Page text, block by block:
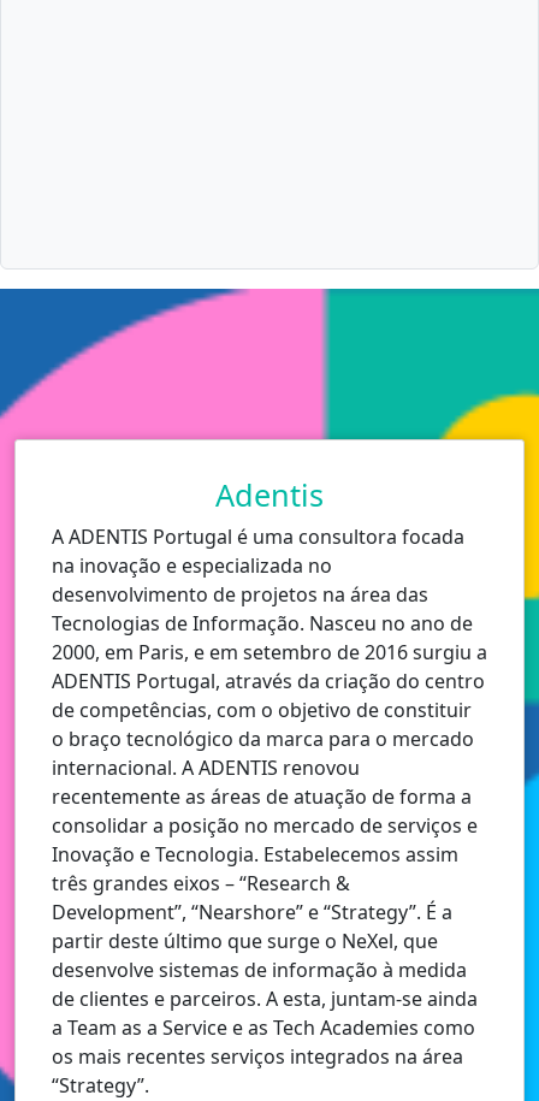
Adentis
A ADENTIS Portugal é uma consultora focada
na inovação e especializada no
desenvolvimento de projetos na área das
Tecnologias de Informação. Nasceu no ano de
2000, em Paris, e em setembro de 2016 surgiu a
ADENTIS Portugal, através da criação do centro
de competências, com o objetivo de constituir
o braço tecnológico da marca para o mercado
internacional. A ADENTIS renovou
recentemente as áreas de atuação de forma a
consolidar a posição no mercado de serviços e
Inovação e Tecnologia. Estabelecemos assim
três grandes eixos – “Research &
Development”, “Nearshore” e “Strategy”. É a
partir deste último que surge o NeXel, que
desenvolve sistemas de informação à medida
de clientes e parceiros. A esta, juntam-se ainda
a Team as a Service e as Tech Academies como
os mais recentes serviços integrados na área
“Strategy”.